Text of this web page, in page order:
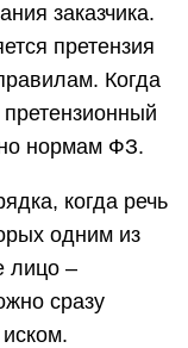
заказчика.
претензия
Когда
нормам ФЗ.
когда речь
одним из
лицо –
сразу